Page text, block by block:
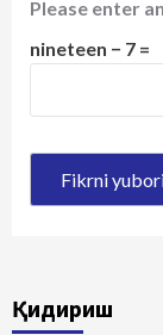
Please enter
nineteen − 7 =
Қидириш